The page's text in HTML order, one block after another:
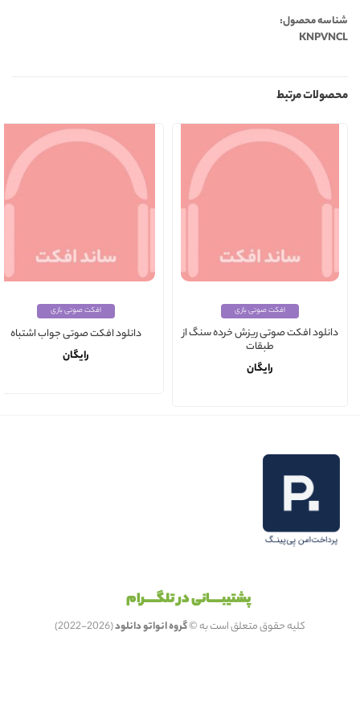
شناسه محصول:
KNPVNCL
محصولات مرتبط
افکت صوتی بازی
دانلود افکت صوتی ریزش خرده سنگ از
طبقات
رایگان
افکت صوتی بازی
دانلود افکت صوتی جواب اشتباه
رایگان
پشتیبـــــانی در تلگـــــرام
کلیه حقوق متعلق است به ©گروه انواتو دانلود(2026-2022)